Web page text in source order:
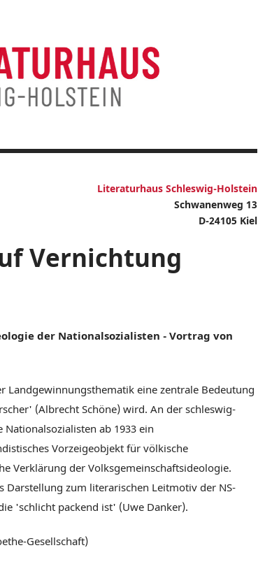
Literaturhaus Schleswig-Holstein
Schwanenweg 13
D-24105 Kiel
Vernichtung
der Nationalsozialisten - Vortrag von
Landgewinnungsthematik eine zentrale Bedeutung
(Albrecht Schöne) wird. An der schleswig-
ab 1933 ein
Vorzeigeobjekt für völkische
Verklärung der Volksgemeinschaftsideologie.
Darstellung zum literarischen Leitmotiv der NS-
'schlicht packend ist' (Uwe Danker).
Gesellschaft)